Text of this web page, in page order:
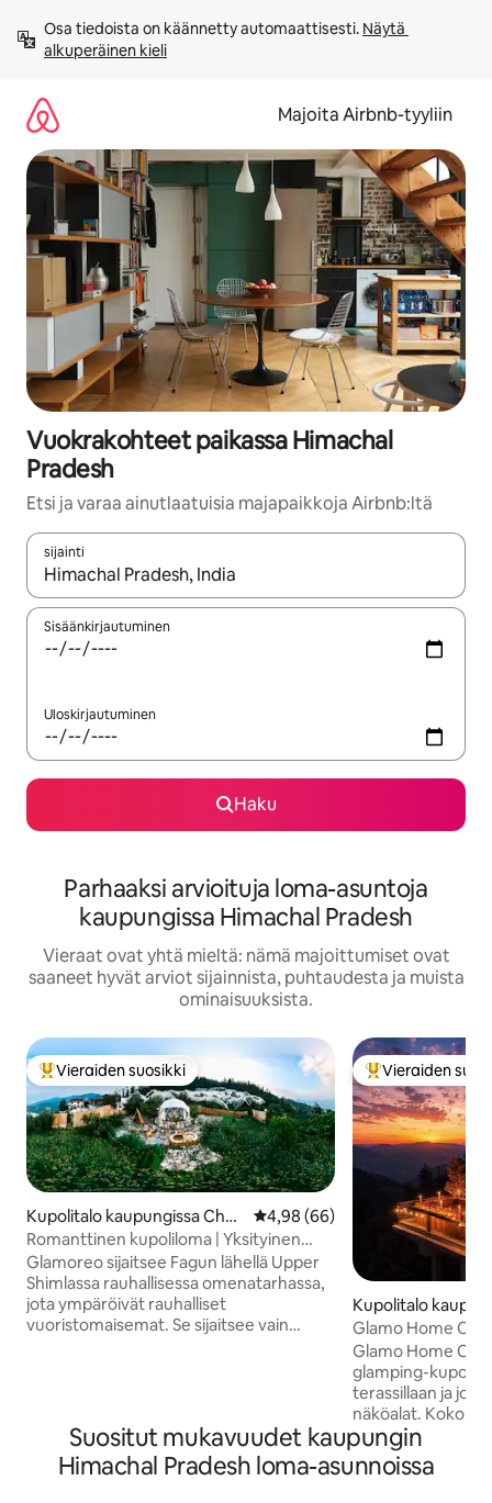
sisältö
väliin
Osa tiedoista on käännetty automaattisesti. Näytä
alkuperäinen kieli
Majoita Airbnb-tyyliin
Vuokrakohteet paikassa Himachal
Pradesh
Etsi ja varaa ainutlaatuisia majapaikkoja Airbnb:ltä
sijainti
Kun tulokset ovat saatavilla, navigoi ylös- ja alas-
Sisäänkirjautuminen
Uloskirjautuminen
Haku
Parhaaksi arvioituja loma-asuntoja
kaupungissa Himachal Pradesh
Vieraat ovat yhtä mieltä: nämä majoittumiset ovat
saaneet hyvät arviot sijainnista, puhtaudesta ja muista
ominaisuuksista.
Vieraiden suosikkien parhaimmistoa
Vieraiden suosikki
Kupolitalo kaupungissa Cheo
g
Keskimääräinen arvio 4,98/5,
4,98 (66)
Romanttinen kupoliloma | Yksityinen
poreallas | Glamoreo
Glamoreo sijaitsee Fagun lähellä Upper
Shimlassa rauhallisessa omenatarhassa,
jota ympäröivät rauhalliset
vuoristomaisemat. Se sijaitsee vain
metsäkävelyistä, kausiluonteisesta
omenoiden ja kirsikoiden poiminnasta ja
luonnon rauhoittavista äänistä
Vieraiden
Vieraiden
Kupolitalo
Glamo Home
yksityinen
Glamo Home
glamping-kupoli,
terassillaan ja
näköalat. Koko
kun varaat, ja se
yksityisyyden ja
yksityisestä
Suositut mukavuudet kaupungin
Himachal Pradesh loma-asunnoissa